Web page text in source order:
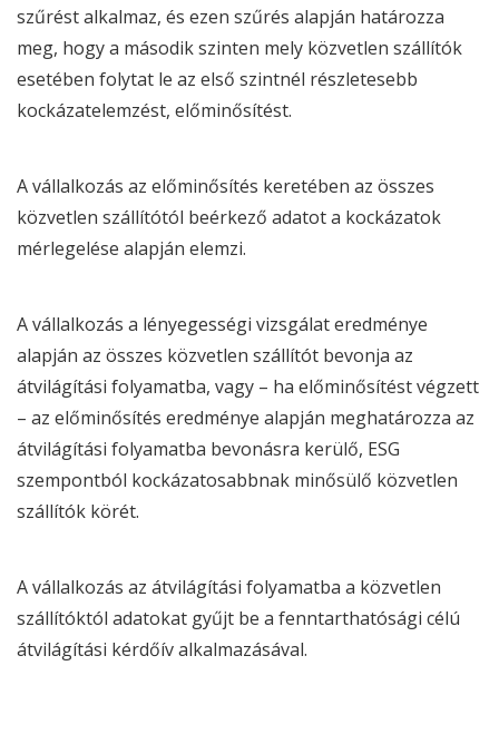
szűrést alkalmaz, és ezen szűrés alapján határozza
meg, hogy a második szinten mely közvetlen szállítók
esetében folytat le az első szintnél részletesebb
kockázatelemzést, előminősítést.
A vállalkozás az előminősítés keretében az összes
közvetlen szállítótól beérkező adatot a kockázatok
mérlegelése alapján elemzi.
A vállalkozás a lényegességi vizsgálat eredménye
alapján az összes közvetlen szállítót bevonja az
átvilágítási folyamatba, vagy – ha előminősítést végzett
– az előminősítés eredménye alapján meghatározza az
átvilágítási folyamatba bevonásra kerülő, ESG
szempontból kockázatosabbnak minősülő közvetlen
szállítók körét.
A vállalkozás az átvilágítási folyamatba a közvetlen
szállítóktól adatokat gyűjt be a fenntarthatósági célú
átvilágítási kérdőív alkalmazásával.